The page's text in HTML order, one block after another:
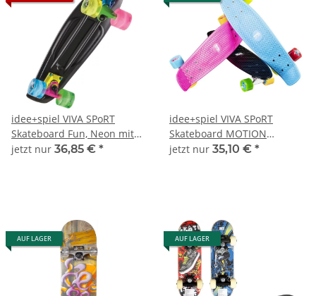
idee+spiel VIVA SPoRT
Skateboard Fun, Neon mit
Leuchtrollen 732-00293
jetzt nur 36,85 € *
idee+spiel VIVA SPoRT
Skateboard MOTION
farblich sortiert 771-12147
jetzt nur 35,10 € *
AUF LAGER AUF LAGER